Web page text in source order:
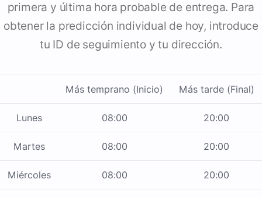
primera y última hora probable de entrega. Para
obtener la predicción individual de hoy, introduce
tu ID de seguimiento y tu dirección.
Más temprano (Inicio) Más tarde (Final)
Lunes 08:00 20:00
Martes 08:00 20:00
Miércoles 08:00 20:00